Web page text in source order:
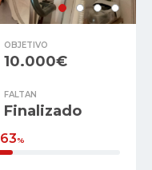
OBJETIVO
10.000€
FALTAN
Finalizado
63%